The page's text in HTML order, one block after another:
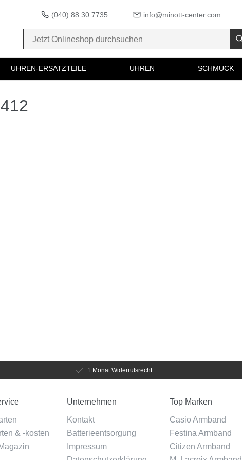
(040) 88 30 7735 info@minott-center.com
UHREN-ERSATZTEILE UHREN SCHMUCK
1 Monat Widerrufsrecht
& -kosten
Unternehmen
Kontakt
Batterieentsorgung
Impressum
Top Marken
Casio Armband
Festina Armband
Citizen Armband